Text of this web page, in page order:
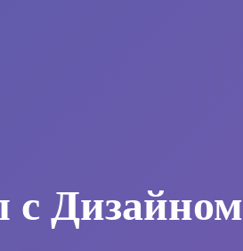
с Дизайном